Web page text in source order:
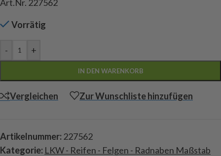
Art.Nr. 227562
Vorrätig
- +
IN DEN WARENKORB
Vergleichen Zur Wunschliste hinzufügen
Artikelnummer: 227562
Kategorie: LKW - Reifen - Felgen - Radnaben Maßstab